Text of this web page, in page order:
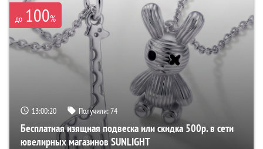
до 100%
13:00:19 Получили:74
Бесплатная изящная подвеска или скидка 500р. в сети
ювелирных магазинов SUNLIGHT